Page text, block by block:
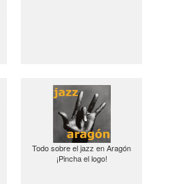
Todo sobre el jazz en Aragón
¡Pincha el logo!